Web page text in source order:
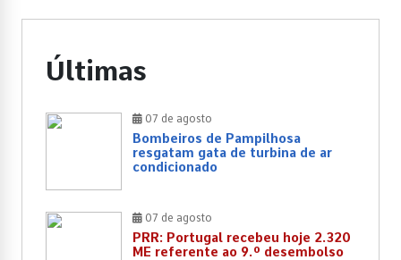
Últimas
07 de agosto
Bombeiros de Pampilhosa
resgatam gata de turbina de ar
condicionado
07 de agosto
PRR: Portugal recebeu hoje 2.320
ME referente ao 9.º desembolso